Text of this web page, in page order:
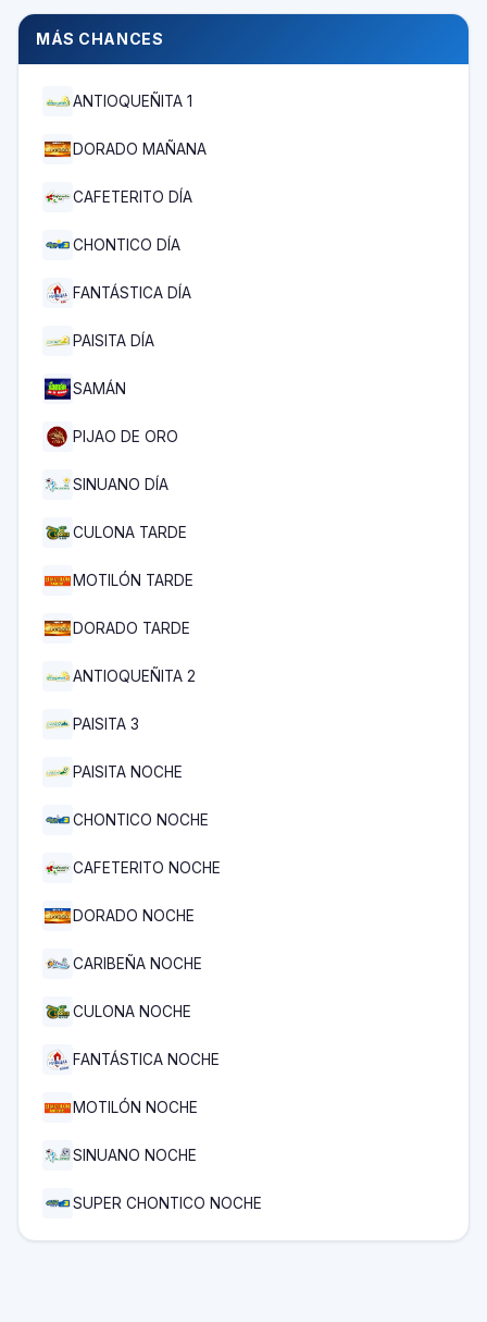
MÁS CHANCES
ANTIOQUEÑITA 1
DORADO MAÑANA
CAFETERITO DÍA
CHONTICO DÍA
FANTÁSTICA DÍA
PAISITA DÍA
SAMÁN
PIJAO DE ORO
SINUANO DÍA
CULONA TARDE
MOTILÓN TARDE
DORADO TARDE
ANTIOQUEÑITA 2
PAISITA 3
PAISITA NOCHE
CHONTICO NOCHE
CAFETERITO NOCHE
DORADO NOCHE
CARIBEÑA NOCHE
CULONA NOCHE
FANTÁSTICA NOCHE
MOTILÓN NOCHE
SINUANO NOCHE
SUPER CHONTICO NOCHE